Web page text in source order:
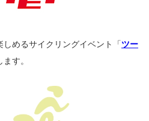
めるサイクリングイベント「ツー
す。